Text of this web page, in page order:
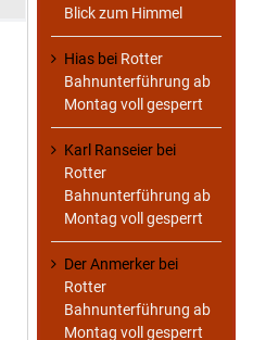
Blick zum Himmel
Hias bei Rotter
Bahnunterführung ab
Montag voll gesperrt
Karl Ranseier bei
Rotter
Bahnunterführung ab
Montag voll gesperrt
Der Anmerker bei
Rotter
Bahnunterführung ab
Montag voll gesperrt